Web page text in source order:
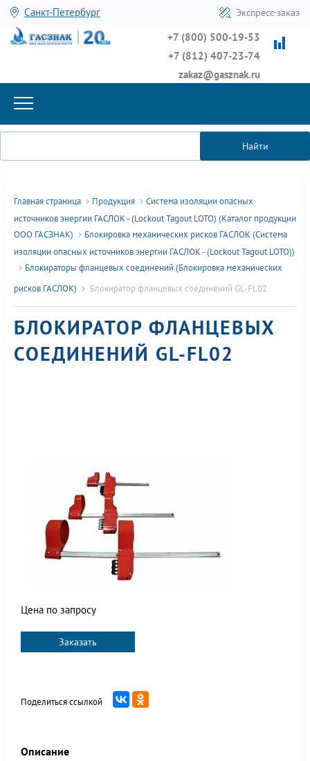
Санкт-Петербург Экспресс-заказ
+7 (800) 500-19-53
+7 (812) 407-23-74
zakaz@gasznak.ru
Найти
Главная страница Продукция
Система изоляции опасных
источников энергии ГАСЛОК - (Lockout Tagout LOTO) (Каталог продукции
ООО ГАСЗНАК)
Блокировка механических рисков ГАСЛОК (Система
изоляции опасных источников энергии ГАСЛОК - (Lockout Tagout LOTO))
Блокираторы фланцевых соединений (Блокировка механических
рисков ГАСЛОК)
Блокиратор фланцевых соединений GL-FL02
БЛОКИРАТОР ФЛАНЦЕВЫХ
СОЕДИНЕНИЙ GL-FL02
Цена по запросу
Заказать
Поделиться ссылкой
Описание